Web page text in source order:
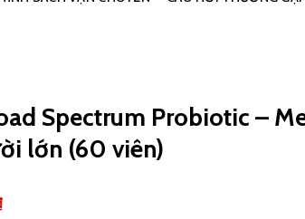
Spectrum Probiotic –
lớn (60 viên)